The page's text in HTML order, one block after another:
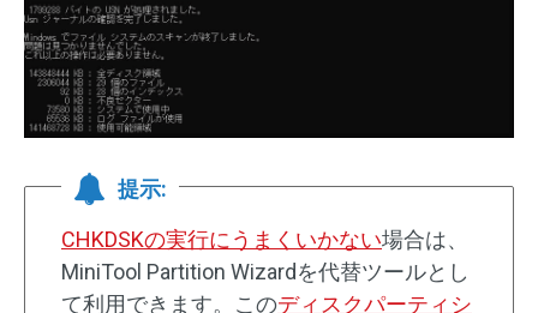
提示:
CHKDSKの実行にうまくいかない場合は、
MiniTool Partition Wizardを代替ツールとし
て利用できます。このディスクパーティシ